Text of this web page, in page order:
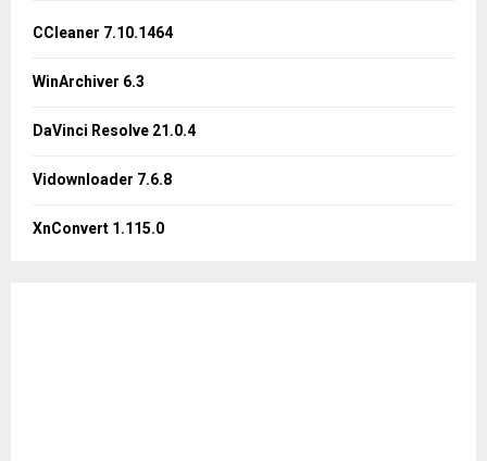
o
:
CCleaner 7.10.1464
WinArchiver 6.3
DaVinci Resolve 21.0.4
Vidownloader 7.6.8
XnConvert 1.115.0